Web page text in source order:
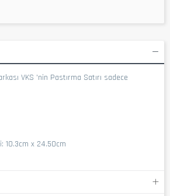
VKS 'nin Pastırma Satırı sadece
10.3cm x 24.50cm